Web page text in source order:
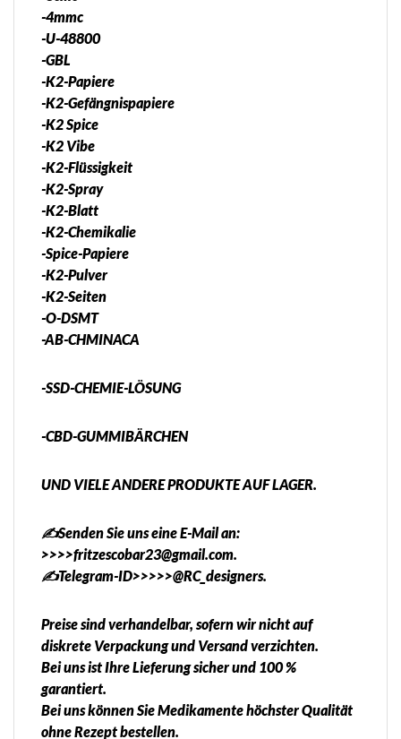
-4mmc
-U-48800
-GBL
-K2-Papiere
-K2-Gefängnispapiere
-K2 Spice
-K2 Vibe
-K2-Flüssigkeit
-K2-Spray
-K2-Blatt
-K2-Chemikalie
-Spice-Papiere
-K2-Pulver
-K2-Seiten
-O-DSMT
-AB-CHMINACA
-SSD-CHEMIE-LÖSUNG
-CBD-GUMMIBÄRCHEN
UND VIELE ANDERE PRODUKTE AUF LAGER.
✍️Senden Sie uns eine E-Mail an:
>>>>fritzescobar23@gmail.com.
✍️Telegram-ID>>>>>@RC_designers.
Preise sind verhandelbar, sofern wir nicht auf
diskrete Verpackung und Versand verzichten.
Bei uns ist Ihre Lieferung sicher und 100 %
garantiert.
Bei uns können Sie Medikamente höchster Qualität
ohne Rezept bestellen.